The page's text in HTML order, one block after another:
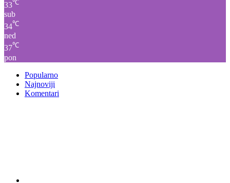
33℃
sub
34℃
ned
37℃
pon
Popularno
Najnoviji
Komentari